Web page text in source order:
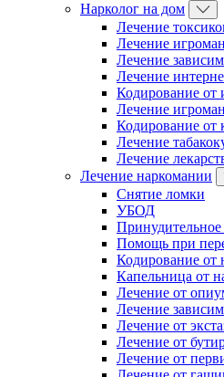
Нарколог на дом
Лечение
Лечение
Лечение
Лечение
Кодирование от
Лечение
Кодирование от
Лечение
Лечение
Лечение наркомании
Снятие ломки
УБОД
Принудительное
Помощь при
Кодирование от
Капельница от
Лечение от
Лечение
Лечение от
Лечение от
Лечение от